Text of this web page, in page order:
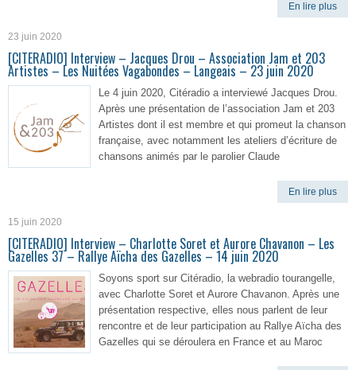
En lire plus
23 juin 2020
[CITERADIO] Interview – Jacques Drou – Association Jam et 203
Artistes – Les Nuitées Vagabondes – Langeais – 23 juin 2020
Le 4 juin 2020, Citéradio a interviewé Jacques Drou.
Après une présentation de l’association Jam et 203
Artistes dont il est membre et qui promeut la chanson
française, avec notamment les ateliers d’écriture de
chansons animés par le parolier Claude
En lire plus
15 juin 2020
[CITERADIO] Interview – Charlotte Soret et Aurore Chavanon – Les
Gazelles 37 – Rallye Aïcha des Gazelles – 14 juin 2020
Soyons sport sur Citéradio, la webradio tourangelle,
avec Charlotte Soret et Aurore Chavanon. Après une
présentation respective, elles nous parlent de leur
rencontre et de leur participation au Rallye Aïcha des
Gazelles qui se déroulera en France et au Maroc